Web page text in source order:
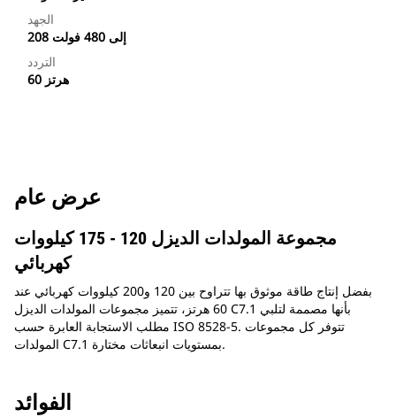
الجهد
208 إلى 480 فولت
التردد
60 هرتز
عرض عام
مجموعة المولدات الديزل 120 - 175 كيلووات
كهربائي
بفضل إنتاج طاقة موثوق بها تتراوح بين 120 و200 كيلووات كهربائي عند
60 هرتز، تتميز مجموعات المولدات الديزل C7.1 بأنها مصممة لتلبي
مطلب الاستجابة العابرة حسب ISO 8528-5. تتوفر كل مجموعات
المولدات C7.1 بمستويات انبعاثات مختارة.
الفوائد